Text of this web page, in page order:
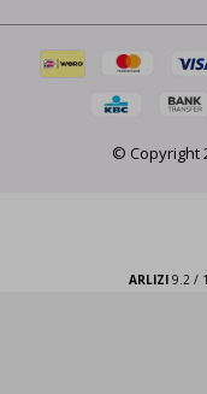
© Copyright
ARLIZI9.2 /